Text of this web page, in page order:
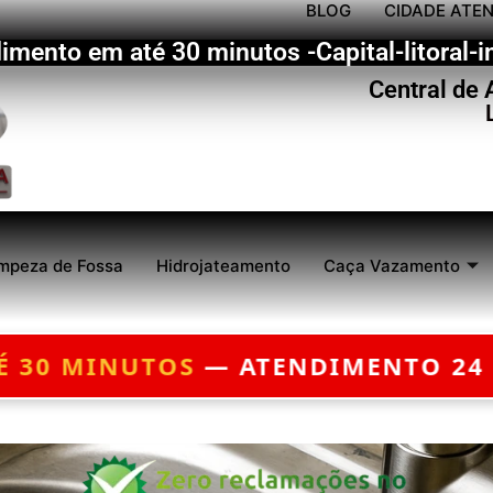
BLOG CIDADE
em até 30 minutos -Capital-litoral-
Central de
de Fossa Hidrojateamento Caça Vazamento
24 HORAS — ORÇAMENTO